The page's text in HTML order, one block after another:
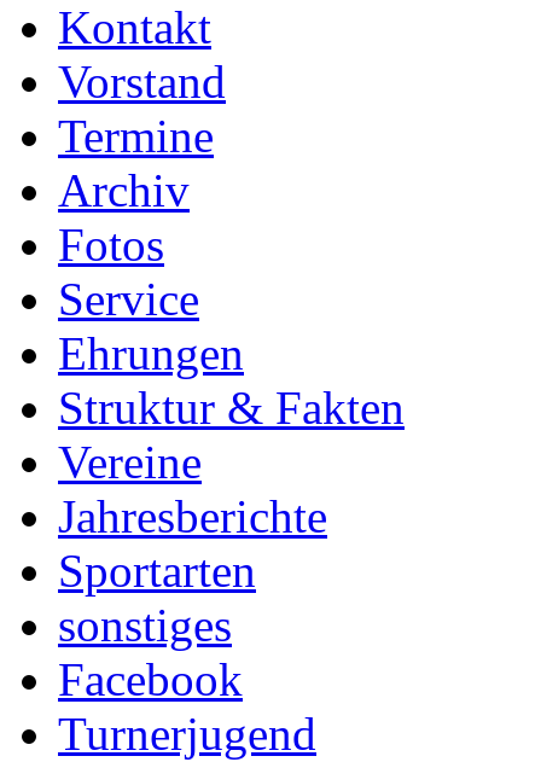
Kontakt
Vorstand
Termine
Archiv
Fotos
Service
Ehrungen
Struktur & Fakten
Vereine
Jahresberichte
Sportarten
sonstiges
Facebook
Turnerjugend